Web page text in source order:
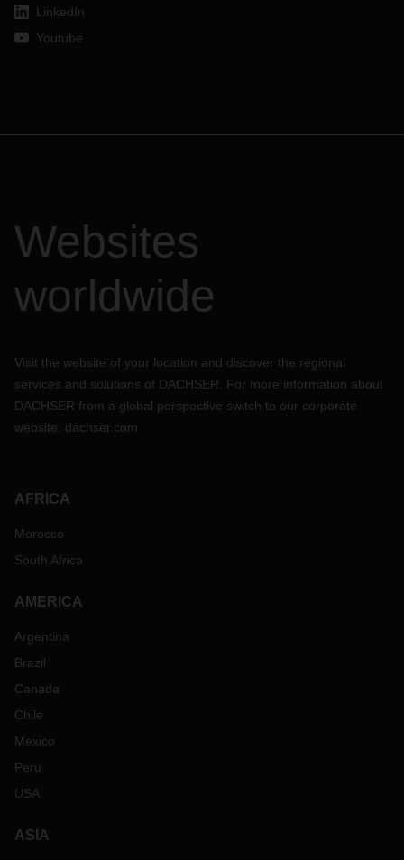
LinkedIn
Youtube
Websites
worldwide
Visit the website of your location and discover the regional
services and solutions of DACHSER. For more information about
DACHSER from a global perspective switch to our corporate
website: dachser.com
AFRICA
Morocco
South Africa
AMERICA
Argentina
Brazil
Canada
Chile
Mexico
Peru
USA
ASIA